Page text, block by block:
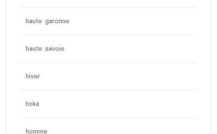
haute garonne
haute savoie
hiver
hoka
homme